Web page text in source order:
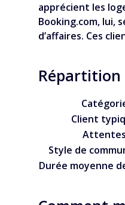
apprécient les
Booking.com, lui,
d’affaires. Ces
Répartition
Client
Attentes
Style de
Durée moyenne